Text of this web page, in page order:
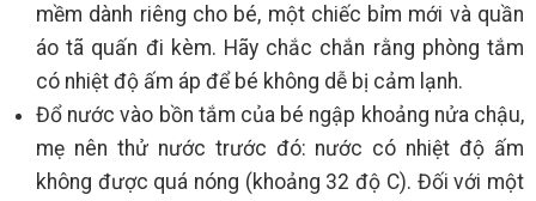
mềm dành riêng cho bé, một chiếc bỉm mới và quần
áo tã quấn đi kèm. Hãy chắc chắn rằng phòng tắm
có nhiệt độ ấm áp để bé không dễ bị cảm lạnh.
Đổ nước vào bồn tắm của bé ngập khoảng nửa chậu,
mẹ nên thử nước trước đó: nước có nhiệt độ ấm
không được quá nóng (khoảng 32 độ C). Đối với một